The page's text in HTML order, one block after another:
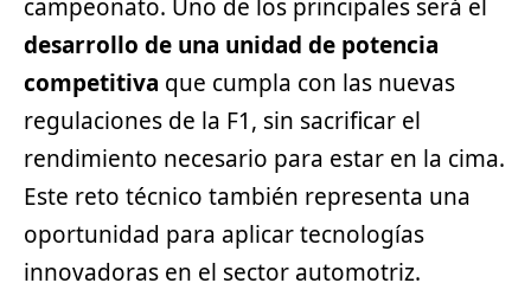
campeonato. Uno de los principales será el
desarrollo de una unidad de potencia
competitiva que cumpla con las nuevas
regulaciones de la F1, sin sacrificar el
rendimiento necesario para estar en la cima.
Este reto técnico también representa una
oportunidad para aplicar tecnologías
innovadoras en el sector automotriz.